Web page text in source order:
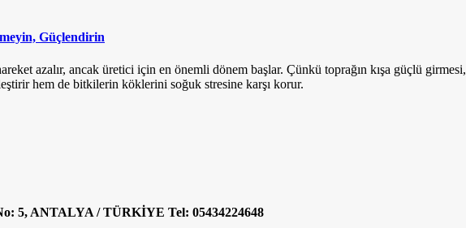
Güçlendirin
azalır, ancak üretici için en önemli dönem başlar. Çünkü toprağın kışa güçlü girmesi,
hem de bitkilerin köklerini soğuk stresine karşı korur.
5, ANTALYA / TÜRKİYE Tel: 05434224648